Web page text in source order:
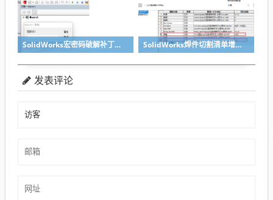
SolidWorks宏密码破解补丁，适合所有带密码的宏 SolidWorks焊件切割清单增加单重总重属性宏
发表评论